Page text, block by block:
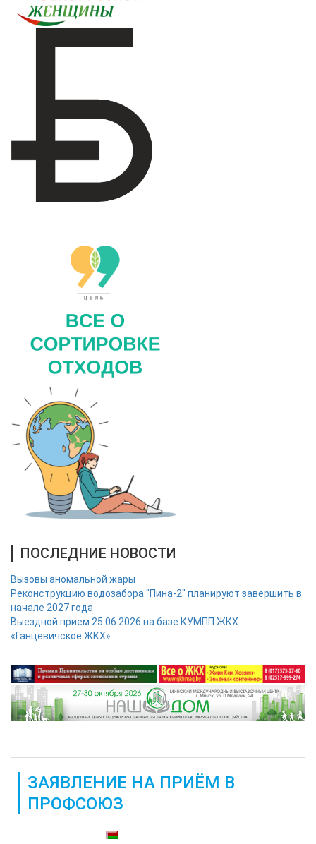
ПОСЛЕДНИЕ НОВОСТИ
Вызовы аномальной жары
Реконструкцию водозабора "Пина-2" планируют завершить в
начале 2027 года
Выездной прием 25.06.2026 на базе КУМПП ЖКХ
«Ганцевичское ЖКХ»
ЗАЯВЛЕНИЕ НА ПРИЁМ В
ПРОФСОЮЗ
Также доступны: